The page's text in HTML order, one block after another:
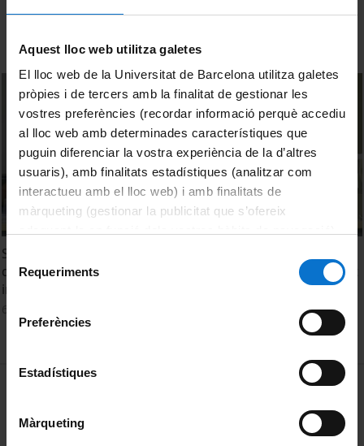
Aquest lloc web utilitza galetes
El lloc web de la Universitat de Barcelona utilitza galetes
pròpies i de tercers amb la finalitat de gestionar les
vostres preferències (recordar informació perquè accediu
al lloc web amb determinades característiques que
puguin diferenciar la vostra experiència de la d’altres
usuaris), amb finalitats estadístiques (analitzar com
interactueu amb el lloc web) i amb finalitats de
màrqueting (gestionar la publicitat que s’ofereix
consultar laPolítica de galetes del lloc web de la
Selecció
de
consentiment
Requeriments
Preferències
Estadístiques
Màrqueting
Spatiotemporal variability in dissolved organic matter
quality and carbon dioxide fluxes during a severe drought
in an intermittent stream
MENÚ PEU 1
Política de Cookies